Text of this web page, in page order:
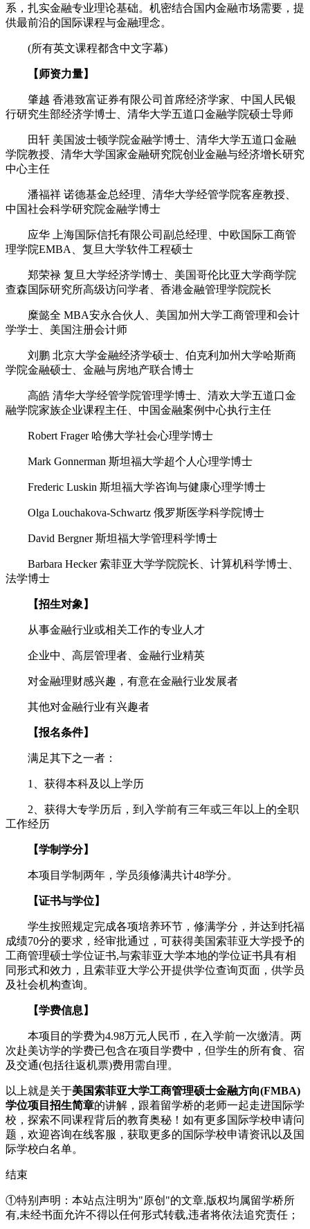
系，扎实金融专业理论基础。机密结合国内金融市场需要，提
供最前沿的国际课程与金融理念。
(所有英文课程都含中文字幕)
【师资力量】
肇越 香港致富证券有限公司首席经济学家、中国人民银
行研究生部经济学博士、清华大学五道口金融学院硕士导师
田轩 美国波士顿学院金融学博士、清华大学五道口金融
学院教授、清华大学国家金融研究院创业金融与经济增长研究
中心主任
潘福祥 诺德基金总经理、清华大学经管学院客座教授、
中国社会科学研究院金融学博士
应华 上海国际信托有限公司副总经理、中欧国际工商管
理学院EMBA、复旦大学软件工程硕士
郑荣禄 复旦大学经济学博士、美国哥伦比亚大学商学院
查森国际研究所高级访问学者、香港金融管理学院院长
糜懿全 MBA安永合伙人、美国加州大学工商管理和会计
学学士、美国注册会计师
刘鹏 北京大学金融经济学硕士、伯克利加州大学哈斯商
学院金融硕士、金融与房地产联合博士
高皓 清华大学经管学院管理学博士、清欢大学五道口金
融学院家族企业课程主任、中国金融案例中心执行主任
Robert Frager 哈佛大学社会心理学博士
Mark Gonnerman 斯坦福大学超个人心理学博士
Frederic Luskin 斯坦福大学咨询与健康心理学博士
Olga Louchakova-Schwartz 俄罗斯医学科学院博士
David Bergner 斯坦福大学管理科学博士
Barbara Hecker 索菲亚大学学院院长、计算机科学博士、
法学博士
【招生对象】
从事金融行业或相关工作的专业人才
企业中、高层管理者、金融行业精英
对金融理财感兴趣，有意在金融行业发展者
其他对金融行业有兴趣者
【报名条件】
满足其下之一者：
1、获得本科及以上学历
2、获得大专学历后，到入学前有三年或三年以上的全职
工作经历
【学制学分】
本项目学制两年，学员须修满共计48学分。
【证书与学位】
学生按照规定完成各项培养环节，修满学分，并达到托福
成绩70分的要求，经审批通过，可获得美国索菲亚大学授予的
工商管理硕士学位证书,与索菲亚大学本地的学位证书具有相
同形式和效力，且索菲亚大学公开提供学位查询页面，供学员
及社会机构查询。
【学费信息】
本项目的学费为4.98万元人民币，在入学前一次缴清。两
次赴美访学的学费已包含在项目学费中，但学生的所有食、宿
及交通(包括往返机票)费用需自理。
以上就是关于美国索菲亚大学工商管理硕士金融方向(FMBA)
学位项目招生简章的讲解，跟着留学桥的老师一起走进国际学
校，探索不同课程背后的教育奥秘！如有更多国际学校申请问
题，欢迎咨询在线客服 ，获取更多的国际学校申请资讯以及国
际学校白名单。
结束
①特别声明：本站点注明为"原创"的文章,版权均属留学桥所
有,未经书面允许不得以任何形式转载,违者将依法追究责任；